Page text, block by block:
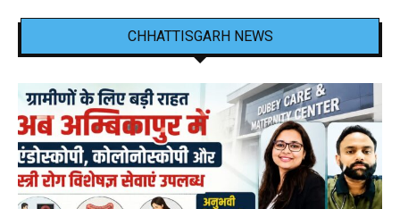
CHHATTISGARH NEWS